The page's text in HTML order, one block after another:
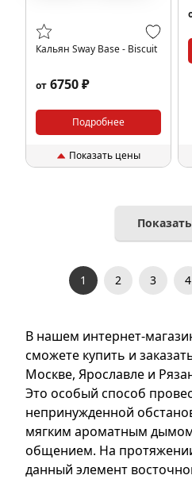
Кальян Sway Base - Biscuit
от 6750 ₽
Подробнее
Показать цены
1 2 3 4
В нашем интернет-
сможете купить и
Москве, Ярославле и
Это особый способ
непринужденной
мягким ароматным
общением. На
данный элемент